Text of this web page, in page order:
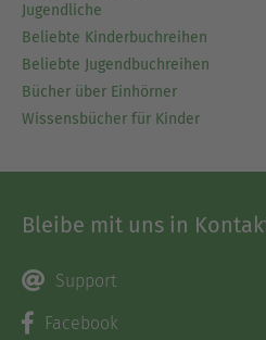
Jugendliche
Beliebte Kinderbuchreihen
Beliebte Jugendbuchreihen
Bücher über Einhörner
Wissensbücher für Kinder
Bleibe mit uns in
Support
Facebook